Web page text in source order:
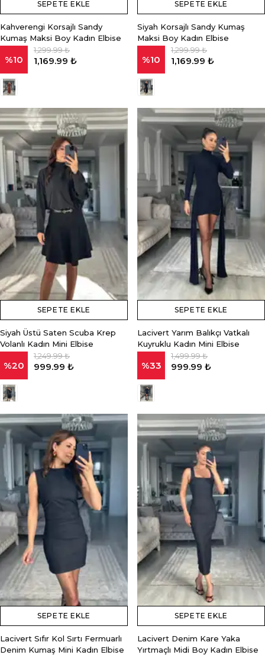
SEPETE EKLE
Kahverengi Korsajlı Sandy
Kumaş Maksi Boy Kadın Elbise
%10
1,299.99 ₺
1,169.99 ₺
SEPETE EKLE
Siyah Korsajlı Sandy Kumaş
Maksi Boy Kadın Elbise
%10
1,299.99 ₺
1,169.99 ₺
SEPETE EKLE
Siyah Üstü Saten Scuba Krep
Volanlı Kadın Mini Elbise
%20
1,249.99 ₺
999.99 ₺
SEPETE EKLE
Lacivert Yarım Balıkçı Vatkalı
Kuyruklu Kadın Mini Elbise
%33
1,499.99 ₺
999.99 ₺
SEPETE EKLE
Lacivert Sıfır Kol Sırtı Fermuarlı
Denim Kumaş Mini Kadın Elbise
SEPETE EKLE
Lacivert Denim Kare Yaka
Yırtmaçlı Midi Boy Kadın Elbise